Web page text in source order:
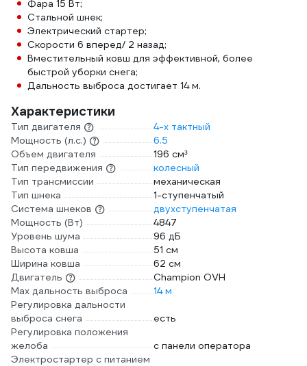
Фара 15 Вт;
Стальной шнек;
Электрический стартер;
Скорости 6 вперед/ 2 назад;
Вместительный ковш для эффективной, более
быстрой уборки снега;
Дальность выброса достигает 14 м.
Характеристики
Тип двигателя
4-х тактный
Мощность (л.с.)
6.5
Объем двигателя
196 см³
Тип передвижения
колесный
Тип трансмиссии
механическая
Тип шнека
1-ступенчатый
Система шнеков
двухступенчатая
Мощность (Вт)
4847
Уровень шума
96 дБ
Высота ковша
51 см
Ширина ковша
62 см
Двигатель
Champion OVH
Max дальность выброса
14 м
Регулировка дальности
выброса снега
есть
Регулировка положения
желоба
с панели оператора
Электростартер с питанием